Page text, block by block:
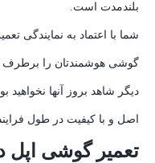
بلندمدت است.
شما با اعتماد به نمایندگی
گوشی هوشمندتان را برطرف
دیگر شاهد بروز آنها نخواهید
اصل و با کیفیت در طول
تعمیر گوشی اپل